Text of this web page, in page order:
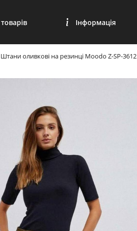
Інформація
Штани оливкові на резинці Moodo Z-SP-3612